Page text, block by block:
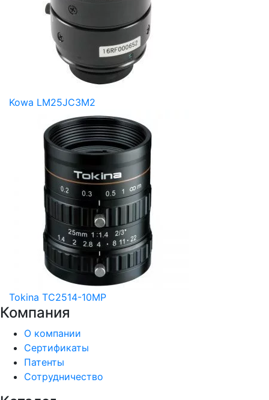
Kowa LM25JC3M2
Tokina TC2514-10MP
Компания
О компании
Сертификаты
Патенты
Сотрудничество